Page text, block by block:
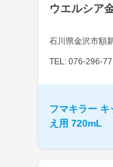
ウエルシア
石川県金沢市額
TEL: 076-296-
フマキラー
え用 720mL